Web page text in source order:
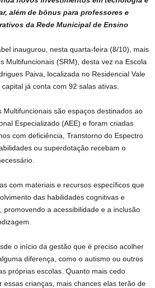
além de bônus para professores e
da Rede Municipal de Ensino
inaugurou, nesta quarta-feira (8/10), mais
Multifuncionais (SRM), desta vez na Escola
Paiva, localizada no Residencial Vale
já conta com 92 salas ativas.
Multifuncionais são espaços destinados ao
Especializado (AEE) e foram criadas
com deficiência, Transtorno do Espectro
ou superdotação recebam o
com materiais e recursos específicos que
das habilidades cognitivas e
promovendo a acessibilidade e a inclusão
o início da gestão que é preciso acolher
diferença, como o autismo ou outros
próprias escolas. Quanto mais cedo
essas crianças, mais chances elas terão de